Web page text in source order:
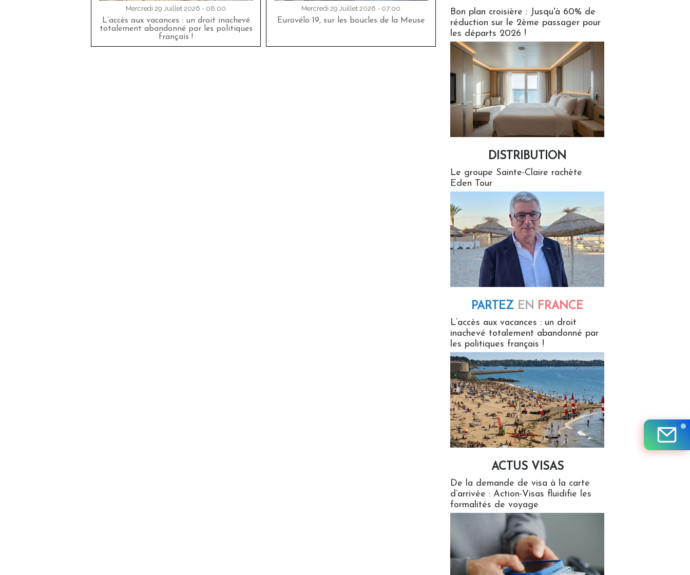
Mercredi 29 Juillet 2026 - 08:00
L’accès aux vacances : un droit inachevé
totalement abandonné par les politiques
français !
Mercredi 29 Juillet 2026 - 07:00
Eurovélo 19, sur les boucles de la Meuse
Bon plan croisière : Jusqu'à 60% de
réduction sur le 2ème passager pour
les départs 2026 !
DISTRIBUTION
Le groupe Sainte-Claire rachète
Eden Tour
PARTEZ EN FRANCE
L’accès aux vacances : un droit
inachevé totalement abandonné par
les politiques français !
ACTUS VISAS
De la demande de visa à la carte
d’arrivée : Action-Visas fluidifie les
formalités de voyage